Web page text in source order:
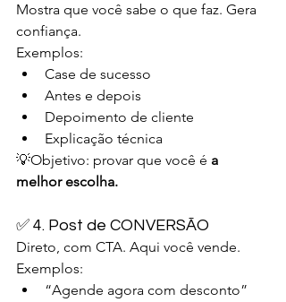
Mostra que você sabe o que faz. Gera
confiança.
Exemplos:
Case de sucesso
Antes e depois
Depoimento de cliente
Explicação técnica
💡Objetivo: provar que você é a
melhor escolha.
✅ 4. Post de CONVERSÃO
Direto, com CTA. Aqui você vende.
Exemplos:
“Agende agora com desconto”